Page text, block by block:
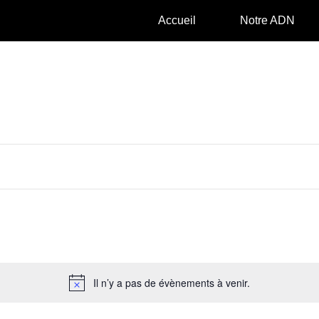
Accueil Notre ADN
Il n’y a pas de évènements à venir.